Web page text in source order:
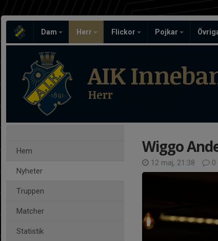
Dam Herr Flickor Pojkar
AIK
Herr
Hem
Nyheter
Truppen
Matcher
Statistik
Wiggo
12 maj, 21:38